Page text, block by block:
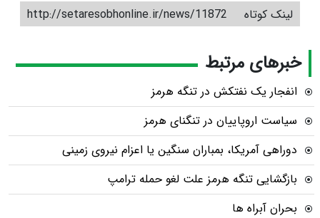
لینک کوتاه http://setaresobhonline.ir/news/11872
خبرهای مرتبط
انفجار یک نفتکش در تنگه هرمز
سیاست اروپاییان در تنگنای هرمز
دوراهی آمریکا، بمباران سنگین یا اعزام نیروی زمینی
بازگشایی تنگه هرمز علت لغو حمله ترامپ
بحران آبراه ها